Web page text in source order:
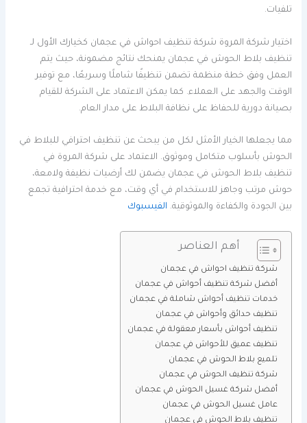
تلفيات.
اختيار شركة المروة شركة تنظيف احواش في عجمان كخيارك الأول لـ
تنظيف بلاط الحوش في عجمان يمنحك نتائج مضمونة، حيث يتم
العمل وفق خطة منظمة تضمن تنظيفًا شاملًا وسريعًا، مع توفير
الوقت والجهد على العملاء. كما يمكن الاعتماد على الشركة للقيام
بصيانة دورية للحفاظ على نظافة البلاط على مدار العام.
مما يجعلها الخيار الأمثل لكل من يبحث عن تنظيف احترافي للبلاط في
الحوش بأسلوب متكامل وموثوق. الاعتماد على شركة المروة في
تنظيف بلاط الحوش في عجمان يضمن لك أرضيات نظيفة ولامعة،
حوش مرتب وجاهز للاستخدام في أي وقت، مع خدمة احترافية تجمع
بين الجودة والكفاءة والموثوقية. الفيسبوك
أهم العناصر
شركة تنظيف احواش في عجمان
أفضل شركة تنظيف أحواش في عجمان
خدمات تنظيف أحواش شاملة في عجمان
تنظيف حدائق وأحواش في عجمان
تنظيف أحواش بأسعار معقولة في عجمان
تنظيف عميق للأحواش في عجمان
تلميع بلاط الحوش في عجمان
شركة تنظيف الحوش في عجمان
أفضل شركة غسيل الحوش في عجمان
عامل غسيل الحوش في عجمان
تنظيف بلاط الحوش في عجمان